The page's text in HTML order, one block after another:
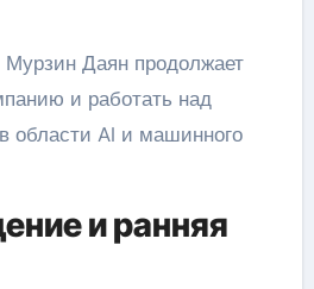
Даян продолжает
и работать над
области AI и машинного
и ранняя